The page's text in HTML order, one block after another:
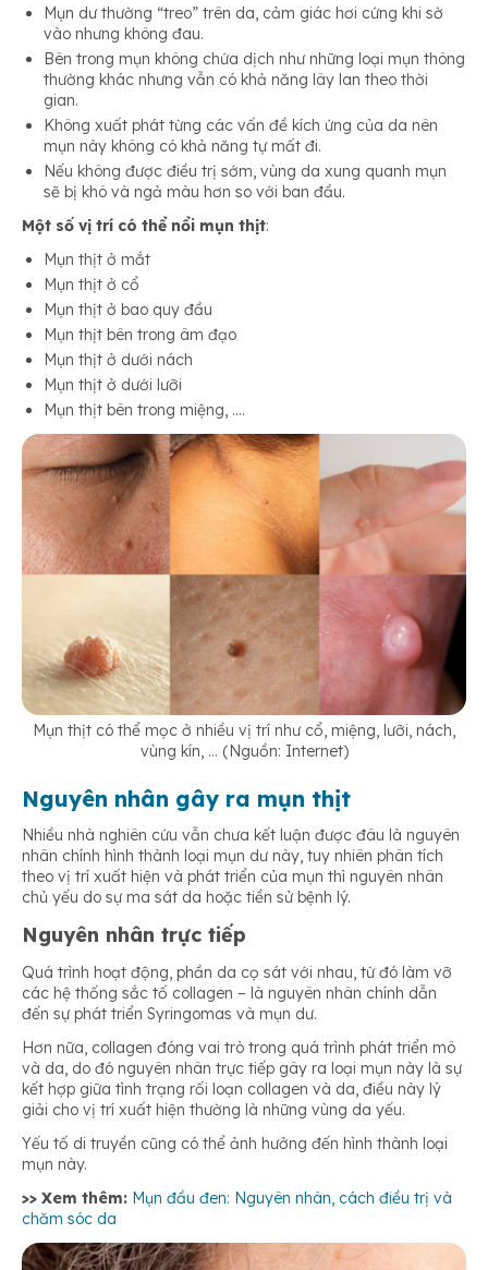
Mụn dư thường “treo” trên da, cảm giác hơi cứng khi sờ
vào nhưng không đau.
Bên trong mụn không chứa dịch như những loại mụn thông
thường khác nhưng vẫn có khả năng lây lan theo thời
gian.
Không xuất phát từng các vấn đề kích ứng của da nên
mụn này không có khả năng tự mất đi.
Nếu không được điều trị sớm, vùng da xung quanh mụn
sẽ bị khô và ngả màu hơn so với ban đầu.
Một số vị trí có thể nổi mụn thịt:
Mụn thịt ở mắt
Mụn thịt ở cổ
Mụn thịt ở bao quy đầu
Mụn thịt bên trong âm đạo
Mụn thịt ở dưới nách
Mụn thịt ở dưới lưỡi
Mụn thịt bên trong miệng, ….
Mụn thịt có thể mọc ở nhiều vị trí như cổ, miệng, lưỡi, nách,
vùng kín, … (Nguồn: Internet)
Nguyên nhân gây ra mụn thịt
Nhiều nhà nghiên cứu vẫn chưa kết luận được đâu là nguyên
nhân chính hình thành loại mụn dư này, tuy nhiên phân tích
theo vị trí xuất hiện và phát triển của mụn thì nguyên nhân
chủ yếu do sự ma sát da hoặc tiền sử bệnh lý.
Nguyên nhân trực tiếp
Quá trình hoạt động, phần da cọ sát với nhau, từ đó làm vỡ
các hệ thống sắc tố collagen – là nguyên nhân chính dẫn
đến sự phát triển Syringomas và mụn dư.
Hơn nữa, collagen đóng vai trò trong quá trình phát triển mô
và da, do đó nguyên nhân trực tiếp gây ra loại mụn này là sự
kết hợp giữa tình trạng rối loạn collagen và da, điều này lý
giải cho vị trí xuất hiện thường là những vùng da yếu.
Yếu tố di truyền cũng có thể ảnh hưởng đến hình thành loại
mụn này.
>> Xem thêm: Mụn đầu đen: Nguyên nhân, cách điều trị và
chăm sóc da